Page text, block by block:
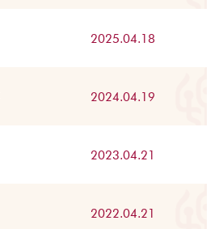
2025.04.18
2024.04.19
2023.04.21
2022.04.21